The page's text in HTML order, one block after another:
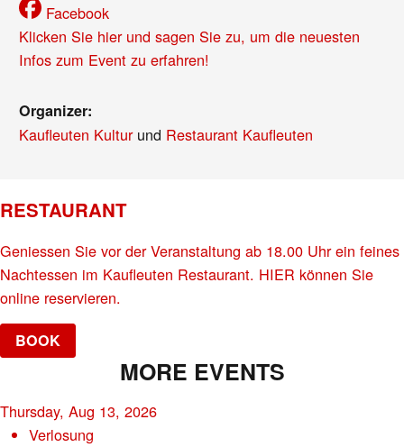
Facebook
Klicken Sie hier und sagen Sie zu, um die neuesten
Infos zum Event zu erfahren!
Organizer:
Kaufleuten Kulturund Restaurant Kaufleuten
RESTAURANT
Geniessen Sie vor der Veranstaltung ab 18.00 Uhr ein feines
Nachtessen im Kaufleuten Restaurant. HIER können Sie
online reservieren.
BOOK
MORE EVENTS
Thursday, Aug 13, 2026
Verlosung